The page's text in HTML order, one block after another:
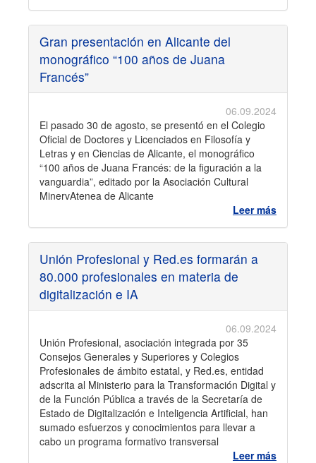
Gran presentación en Alicante del
monográfico “100 años de Juana
Francés”
06.09.2024
El pasado 30 de agosto, se presentó en el Colegio
Oficial de Doctores y Licenciados en Filosofía y
Letras y en Ciencias de Alicante, el monográfico
“100 años de Juana Francés: de la figuración a la
vanguardia”, editado por la Asociación Cultural
MinervAtenea de Alicante
Leer más
Unión Profesional y Red.es formarán a
80.000 profesionales en materia de
digitalización e IA
06.09.2024
Unión Profesional, asociación integrada por 35
Consejos Generales y Superiores y Colegios
Profesionales de ámbito estatal, y Red.es, entidad
adscrita al Ministerio para la Transformación Digital y
de la Función Pública a través de la Secretaría de
Estado de Digitalización e Inteligencia Artificial, han
sumado esfuerzos y conocimientos para llevar a
cabo un programa formativo transversal
Leer más